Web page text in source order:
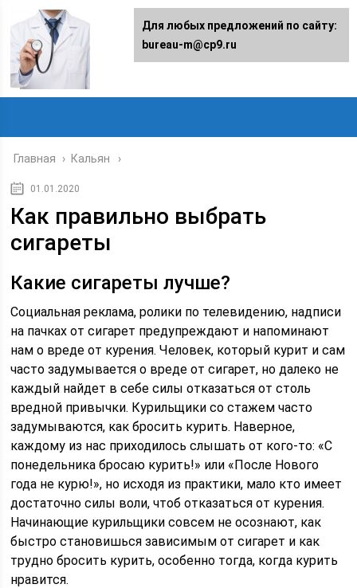
Главная › Кальян
01.01.2020
Как правильно выбрать
сигареты
Какие сигареты лучше?
Социальная реклама, ролики по телевидению, надписи
на пачках от сигарет предупреждают и напоминают
нам о вреде от курения. Человек, который курит и сам
часто задумывается о вреде от сигарет, но далеко не
каждый найдет в себе силы отказаться от столь
вредной привычки. Курильщики со стажем часто
задумываются, как бросить курить. Наверное,
каждому из нас приходилось слышать от кого-то: «С
понедельника бросаю курить!» или «После Нового
года не курю!», но исходя из практики, мало кто имеет
достаточно силы воли, чтоб отказаться от курения.
Начинающие курильщики совсем не осознают, как
быстро становишься зависимым от сигарет и как
трудно бросить курить, особенно тогда, когда курить
нравится.
Для любых предложений по сайту:
bureau-m@cp9.ru